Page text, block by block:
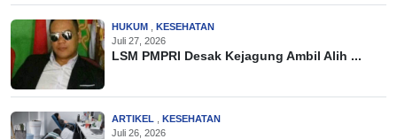
HUKUM
KESEHATAN
Juli 27, 2026
LSM PMPRI Desak Kejagung Ambil Alih ...
ARTIKEL
KESEHATAN
Juli 26, 2026